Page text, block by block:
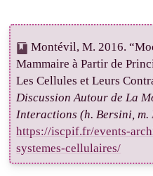
Montévil, M. 2016.
Mammaire à Partir de
Les Cellules et Leurs
Discussion Autour de La
Interactions (h. Bersini,
https://iscpif.fr/events-
systemes-cellulaires/